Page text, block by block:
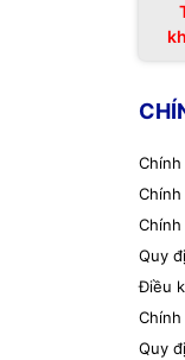
Quy
Điều
Quy